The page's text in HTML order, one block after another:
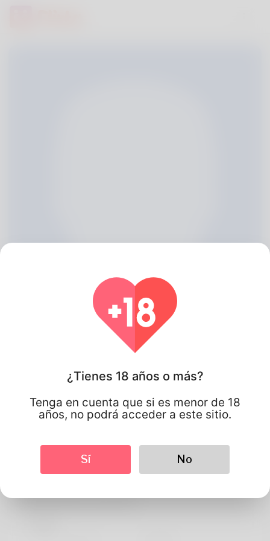
¿Tienes 18 años o más?
Tenga en cuenta que si es menor de 18
años, no podrá acceder a este sitio.
Sí No
Manuel manuel
Información de perfil